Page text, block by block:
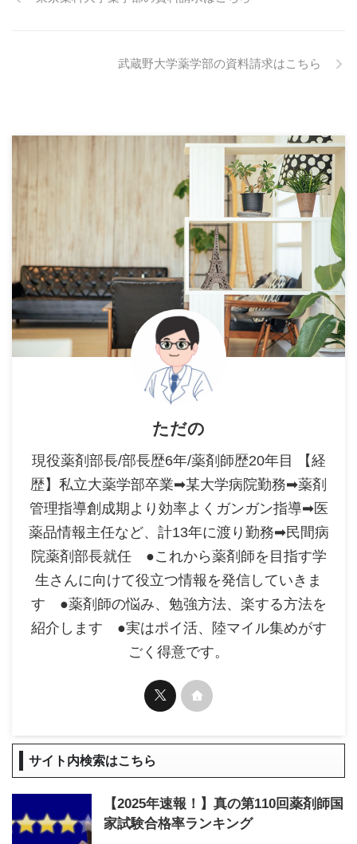
武蔵野大学薬学部の資料請求はこちら
ただの
現役薬剤部長/部長歴6年/薬剤師歴20年目 【経
歴】私立大薬学部卒業➡某大学病院勤務➡薬剤
管理指導創成期より効率よくガンガン指導➡医
薬品情報主任など、計13年に渡り勤務➡民間病
院薬剤部長就任 ●これから薬剤師を目指す学
生さんに向けて役立つ情報を発信していきま
す ●薬剤師の悩み、勉強方法、楽する方法を
紹介します ●実はポイ活、陸マイル集めがす
ごく得意です。
サイト内検索はこちら
【2025年速報！】真の第110回薬剤師国
家試験合格率ランキング